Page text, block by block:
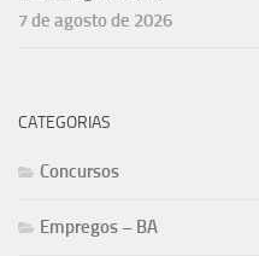
7 de agosto de 2026
CATEGORIAS
Concursos
Empregos – BA